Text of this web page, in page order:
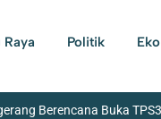
Raya Politik
Berencana Buka